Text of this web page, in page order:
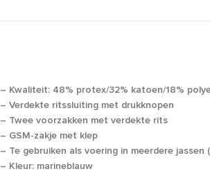
– Kwaliteit: 48% protex/32% katoen/18%
– Verdekte ritssluiting met drukknopen
– Twee voorzakken met verdekte rits
– GSM-zakje met klep
– Te gebruiken als voering in meerdere jassen
– Kleur: marineblauw